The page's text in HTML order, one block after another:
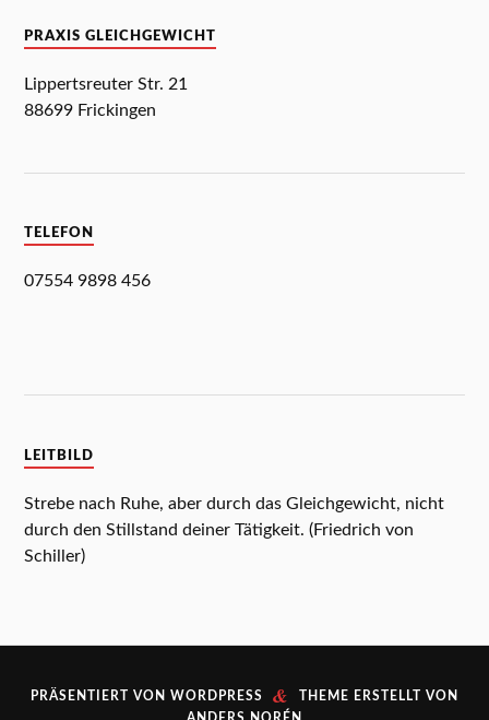
PRAXIS GLEICHGEWICHT
Lippertsreuter Str. 21
88699 Frickingen
TELEFON
07554 9898 456
LEITBILD
Strebe nach Ruhe, aber durch das Gleichgewicht, nicht
durch den Stillstand deiner Tätigkeit. (Friedrich von
Schiller)
PRÄSENTIERT VON WORDPRESS &
THEME ERSTELLT VON